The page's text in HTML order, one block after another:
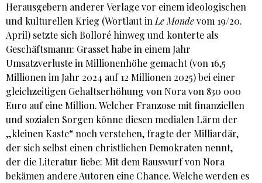
Herausgebern anderer Verlage vor einem ideologischen
und kulturellen Krieg (Wortlaut inLe Mondevom 19/20.
April) setzte sich Bolloré hinweg und konterte als
Geschäftsmann: Grasset habe in einem Jahr
Umsatzverluste in Millionenhöhe gemacht (von 16,5
Millionen im Jahr 2024 auf 12 Millionen 2025) bei einer
gleichzeitigen Gehaltserhöhung von Nora von 830 000
Euro auf eine Million. Welcher Franzose mit finanziellen
und sozialen Sorgen könne diesen medialen Lärm der
„kleinen Kaste“ noch verstehen, fragte der Milliardär,
der sich selbst einen christlichen Demokraten nennt,
der die Literatur liebe: Mit dem Rauswurf von Nora
bekämen andere Autoren eine Chance. Welche werden es